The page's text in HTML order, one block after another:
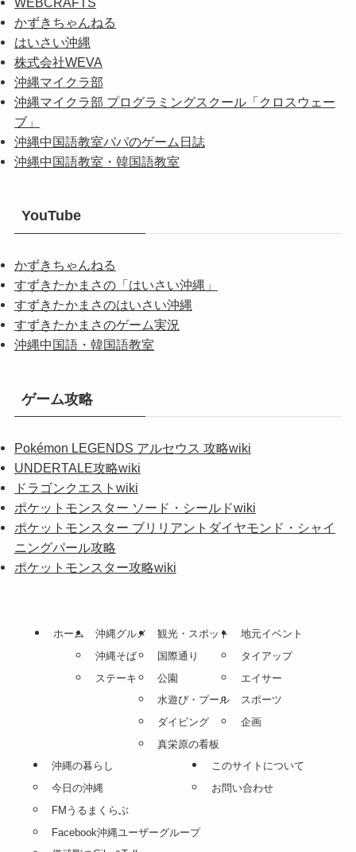
かずきちゃんねる
はいさい沖縄
株式会社WEVA
沖縄マイクラ部
沖縄マイクラ部 プログラミングスクール「クロスウェー
ブ」
沖縄中国語教室パパのゲーム日誌
沖縄中国語教室・韓国語教室
YouTube
かずきちゃんねる
すずきたかまさの「はいさい沖縄」
すずきたかまさのはいさい沖縄
すずきたかまさのゲーム実況
沖縄中国語・韓国語教室
ゲーム攻略
Pokémon LEGENDS アルセウス 攻略wiki
UNDERTALE攻略wiki
ドラゴンクエストwiki
ポケットモンスター ソード・シールドwiki
ポケットモンスター ブリリアントダイヤモンド・シャイ
ニングパール攻略
ポケットモンスター攻略wiki
ホーム
沖縄グルメ
沖縄そば
ステーキ
観光・スポット
国際通り
公園
水遊び・プール
ダイビング
真栄原の看板
地元イベント
タイアップ
エイサー
スポーツ
企画
沖縄の暮らし
今日の沖縄
FMうるまくらぶ
Facebook沖縄ユーザーグループ
このサイトについて
お問い合わせ